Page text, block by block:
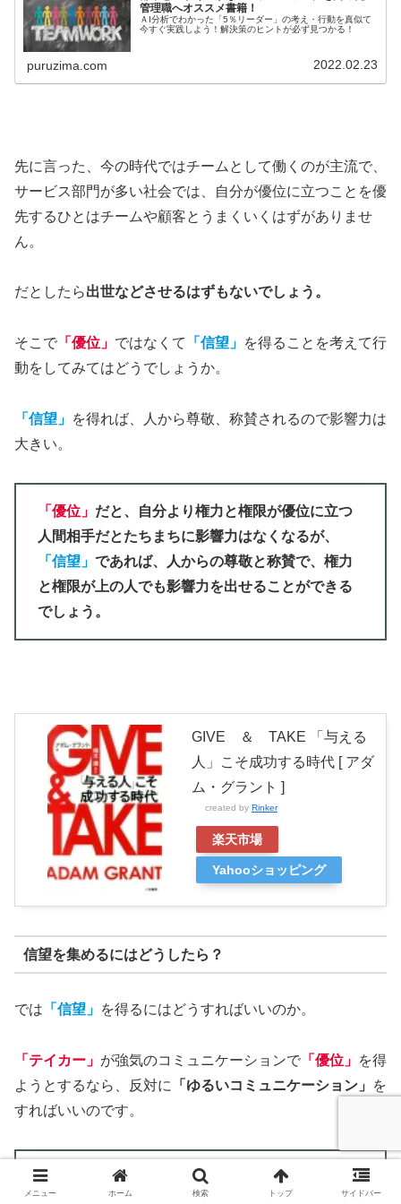
管理職へオススメ書籍！
ＡI分析でわかった「5％リーダー」の考え・行動を真似て
今すぐ実践しよう！解決策のヒントが必ず見つかる！
puruzima.com 2022.02.23
先に言った、今の時代ではチームとして働くのが主流で、
サービス部門が多い社会では、自分が優位に立つことを優
先するひとはチームや顧客とうまくいくはずがありませ
ん。
だとしたら出世などさせるはずもないでしょう。
そこで 「優位」 ではなくて 「信望」 を得ることを考えて行
動をしてみてはどうでしょうか。
「信望」 を得れば、人から尊敬、称賛されるので影響力は
大きい。
「優位」 だと、自分より権力と権限が優位に立つ
人間相手だとたちまちに影響力はなくなるが、
「信望」 であれば、人からの尊敬と称賛で、権力
と権限が上の人でも影響力を出せることができる
でしょう。
GIVE ＆ TAKE 「与える
人」こそ成功する時代 [ アダ
ム・グラント ]
created by Rinker
楽天市場
Yahooショッピング
信望を集めるにはどうしたら？
では 「信望」 を得るにはどうすればいいのか。
「テイカー」 が強気のコミュニケーションで 「優位」 を得
ようとするなら、反対に
「ゆるいコミュニケーション」
を
すればいいのです。
ゆるいコミュニケーションをする人は、強引な話
メニュー ホーム 検索 トップ サイドバー